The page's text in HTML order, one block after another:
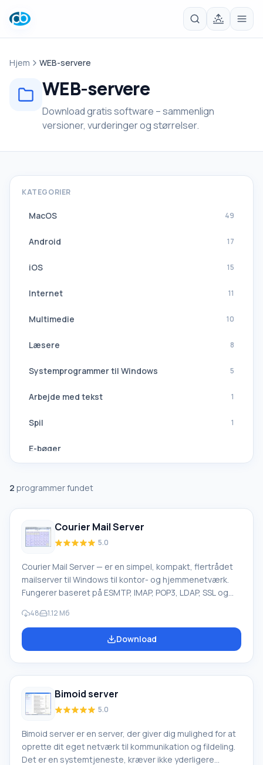
Hjem WEB-servere
WEB-servere
Download gratis software – sammenlign
versioner, vurderinger og størrelser.
KATEGORIER
MacOS 49
Android 17
iOS 15
Internet 11
Multimedie 10
Læsere 8
Systemprogrammer til Windows 5
Arbejde med tekst 1
Spil 1
E-bøger
Alle oversættere
2 programmer fundet
Courier Mail Server
5.0
Courier Mail Server — er en simpel, kompakt, flertrådet
mailserver til Windows til kontor- og hjemmenetværk.
Fungerer baseret på ESMTP, IMAP, POP3, LDAP, SSL og
organisere e-mail-udveksling på det lokale netværk og
internettet så hurtigt som muligt. Kan fungere som en
mailrelæ mellem det interne LAN-netværk og internettet
48 1.12 Мб
Download
Bimoid server
5.0
Bimoid server er en server, der giver dig mulighed for at
oprette dit eget netværk til kommunikation og fildeling.
Det er en systemtjeneste, kræver ikke yderligere